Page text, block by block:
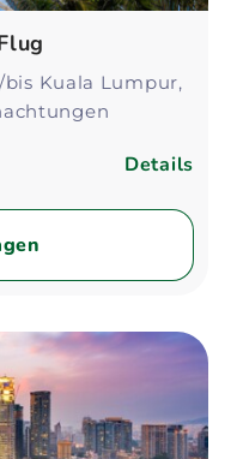
bis Kuala Lumpur,
Details